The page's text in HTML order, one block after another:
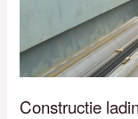
Constructie